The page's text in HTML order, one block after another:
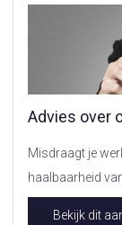
Advies over
Misdraagt je
haalbaarheid
Bekijk dit